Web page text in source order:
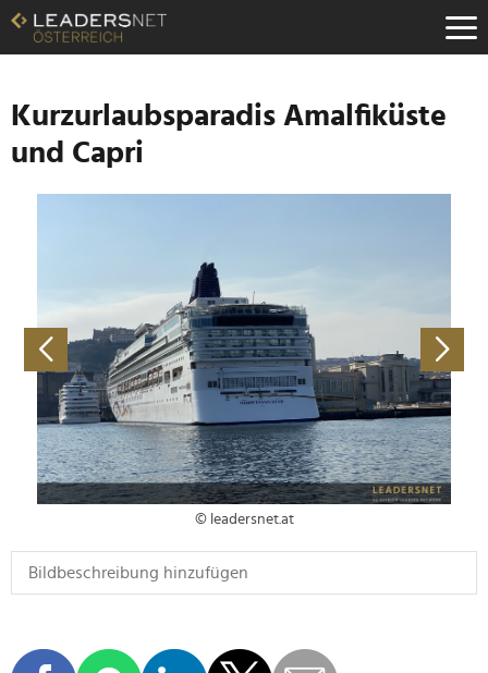
Zum
Inhalt
Zur
Navigation
Zur
Hauptnavigation
Kurzurlaubsparadis Amalfiküste
und Capri
© leadersnet.at